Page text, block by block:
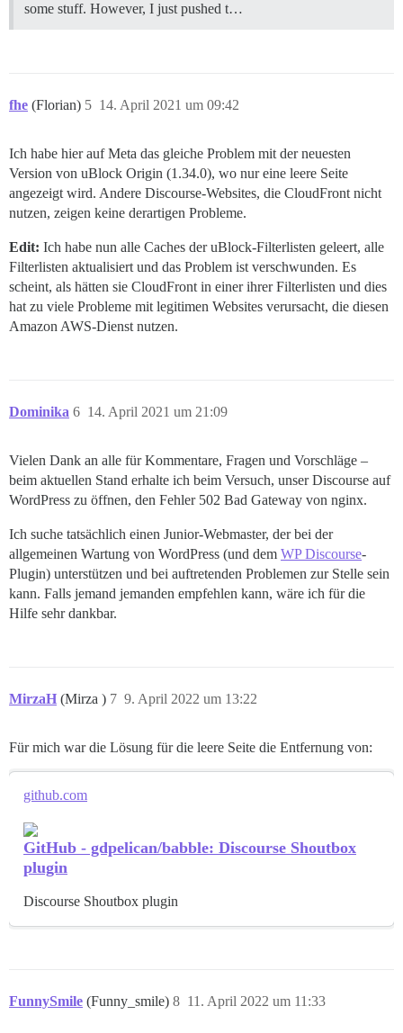
some stuff. However, I just pushed t…
fhe (Florian) 14. April 2021 um 09:42
5
Ich habe hier auf Meta das gleiche Problem mit der neuesten
Version von uBlock Origin (1.34.0), wo nur eine leere Seite
angezeigt wird. Andere Discourse-Websites, die CloudFront nicht
nutzen, zeigen keine derartigen Probleme.
Edit: Ich habe nun alle Caches der uBlock-Filterlisten geleert, alle
Filterlisten aktualisiert und das Problem ist verschwunden. Es
scheint, als hätten sie CloudFront in einer ihrer Filterlisten und dies
hat zu viele Probleme mit legitimen Websites verursacht, die diesen
Amazon AWS-Dienst nutzen.
Dominika 14. April 2021 um 21:09
6
Vielen Dank an alle für Kommentare, Fragen und Vorschläge –
beim aktuellen Stand erhalte ich beim Versuch, unser Discourse auf
WordPress zu öffnen, den Fehler 502 Bad Gateway von nginx.
Ich suche tatsächlich einen Junior-Webmaster, der bei der
allgemeinen Wartung von WordPress (und dem WP Discourse-
Plugin) unterstützen und bei auftretenden Problemen zur Stelle sein
kann. Falls jemand jemanden empfehlen kann, wäre ich für die
Hilfe sehr dankbar.
MirzaH (Mirza ) 9. April 2022 um 13:22
7
Für mich war die Lösung für die leere Seite die Entfernung von:
github.com
GitHub - gdpelican/babble: Discourse Shoutbox
plugin
Discourse Shoutbox plugin
FunnySmile (Funny_smile) 11. April 2022 um 11:33
8